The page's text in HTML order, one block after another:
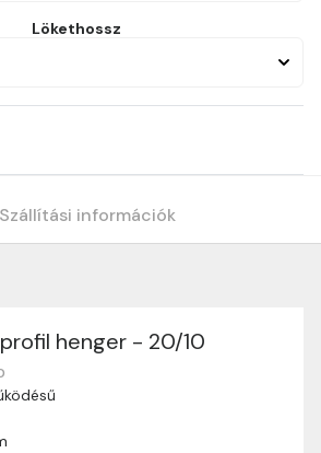
Lökethossz
Szállítási információk
henger - 20/10
hogy webshopunkat választottátok
alábbiakban megtaláljátok szállítási
a vásárlásotok gördülékenyen és